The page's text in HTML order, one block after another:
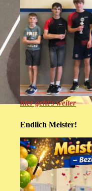
hier geht's weiter
Endlich Meister!